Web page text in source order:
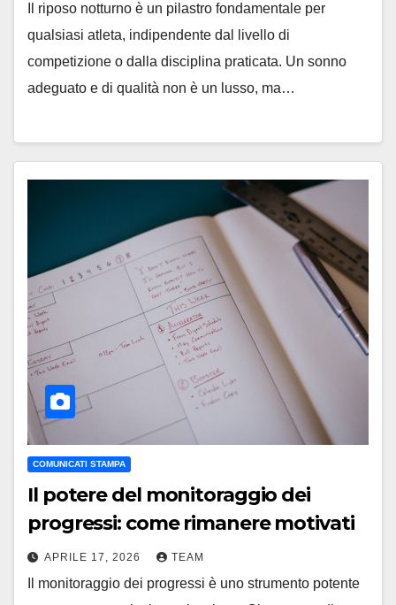
Il riposo notturno è un pilastro fondamentale per
qualsiasi atleta, indipendente dal livello di
competizione o dalla disciplina praticata. Un sonno
adeguato e di qualità non è un lusso, ma…
COMUNICATI STAMPA
Il potere del monitoraggio dei
progressi: come rimanere motivati
APRILE 17, 2026 TEAM
Il monitoraggio dei progressi è uno strumento potente